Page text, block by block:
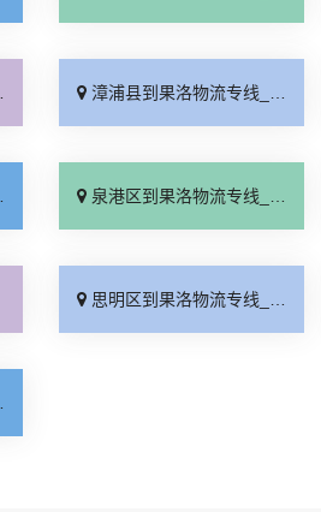
漳浦县到果洛物流专线_门到门接送「按时送达」
泉港区到果洛物流专线_随叫随到「放心物流」
思明区到果洛物流专线_门到门接送「按时送达」